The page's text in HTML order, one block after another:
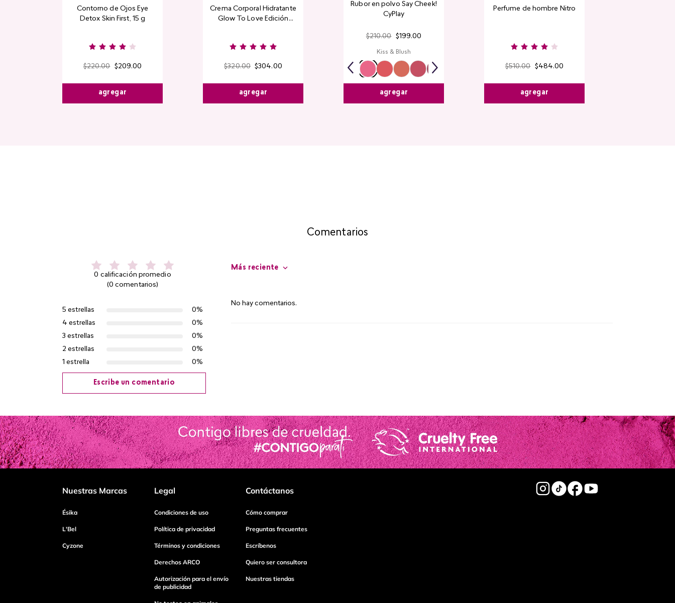
Contorno de Ojos Eye
Detox Skin First, 15 g
$220.00 $209.00
agregar
Crema Corporal Hidratante
Glow To Love Edición
$320.00 $304.00
agregar
Rubor en polvo Say Cheek!
CyPlay
$210.00 $199.00
Kiss & Blush
agregar
Perfume de hombre Nitro
$510.00 $484.00
agregar
Comentarios
0 calificación promedio
(0 comentarios)
5 estrellas
0%
4 estrellas
0%
3 estrellas
0%
2 estrellas
0%
1 estrella
0%
Escribe un comentario
Agregar comentario
Título
Tu nombre
Dirección de email
Más reciente
No hay comentarios.
Nuestras Marcas
Ésika
L'Bel
Cyzone
Legal
Condiciones de uso
Política de privacidad
Términos y condiciones
Derechos ARCO
Autorización para el envío
de publicidad
Contáctanos
Cómo comprar
Preguntas frecuentes
Escríbenos
Quiero ser consultora
Nuestras tiendas